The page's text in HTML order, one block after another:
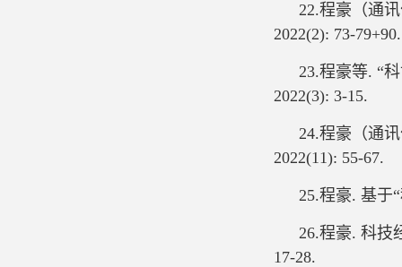
22.程豪（通
2022(2): 73-79+90.
23.程豪等. “
2022(3): 3-15.
24.程豪（通
2022(11): 55-67.
25.程豪. 基于
26.程豪. 科技
17-28.